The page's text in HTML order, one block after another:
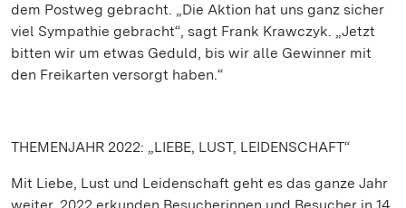
dem Postweg gebracht. „Die Aktion hat uns ganz sicher
viel Sympathie gebracht“, sagt Frank Krawczyk. „Jetzt
bitten wir um etwas Geduld, bis wir alle Gewinner mit
den Freikarten versorgt haben.“
THEMENJAHR 2022: „LIEBE, LUST, LEIDENSCHAFT“
Mit Liebe, Lust und Leidenschaft geht es das ganze Jahr